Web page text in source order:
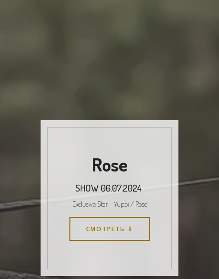
Rose
SHOW 06.07.2024
Exclusive Star - Yuppi / Rose
СМОТРЕТЬ ⇩